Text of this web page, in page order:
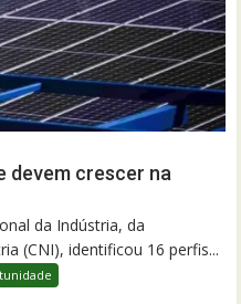
devem crescer na
da Indústria, da
(CNI), identificou 16 perfis...